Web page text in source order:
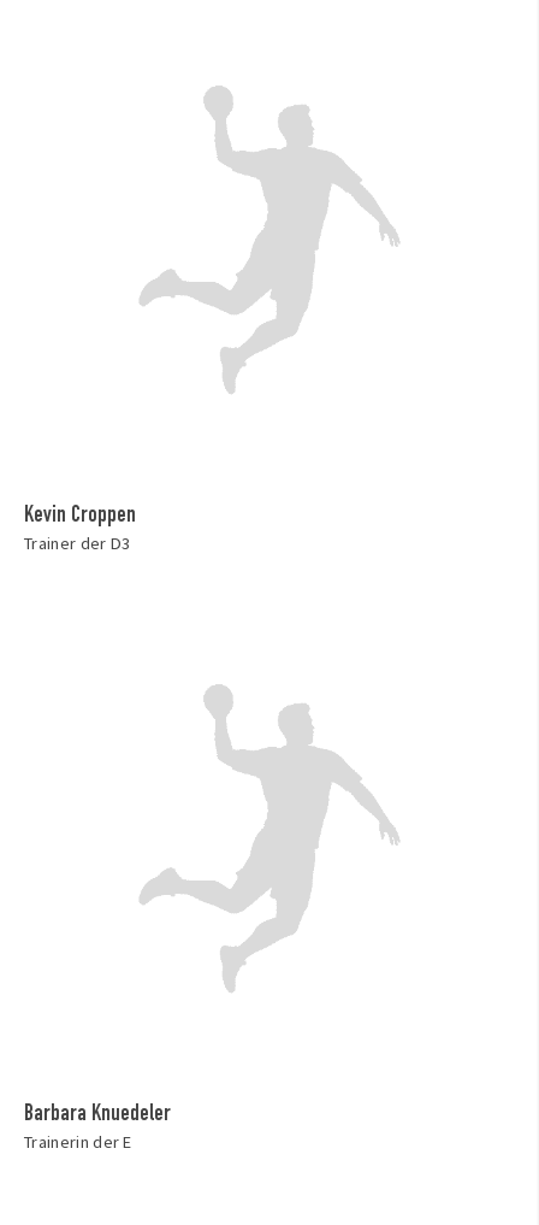
Kevin Croppen
Trainer der D3
Barbara Knuedeler
Trainerin der E